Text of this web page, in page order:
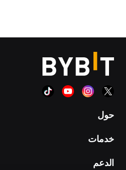
حول
خدمات
الدعم